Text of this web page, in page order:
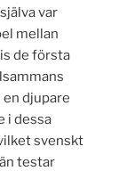
var
mellan
de första
djupare
i dessa
svenskt
testar